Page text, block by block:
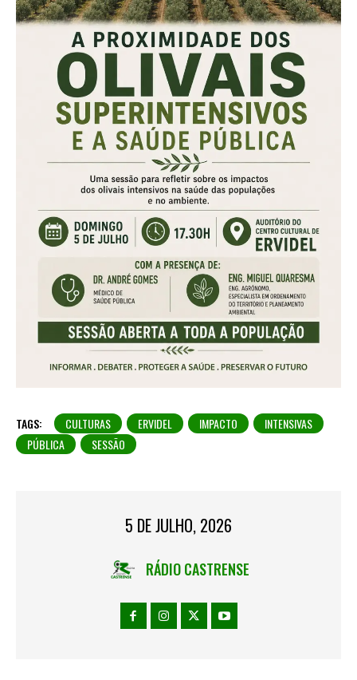
TAGS: CULTURAS ERVIDEL IMPACTO
INTENSIVAS
PÚBLICA
SESSÃO
5 DE JULHO, 2026
RÁDIO CASTRENSE